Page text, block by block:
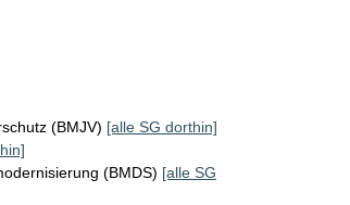
(BMJV) [alle SG dorthin]
(BMDS) [alle SG